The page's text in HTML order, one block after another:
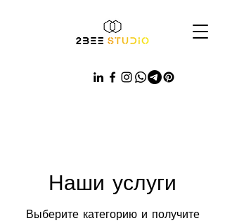
Наши услуги
Выберите категорию и получите